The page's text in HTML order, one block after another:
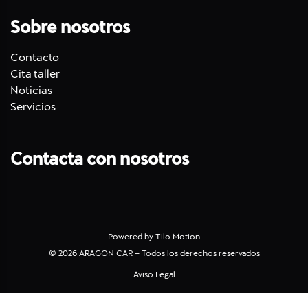
Sobre nosotros
Contacto
Cita taller
Noticias
Servicios
Contacta con nosotros
Powered by Tilo Motion
© 2026 ARAGON CAR – Todos los derechos reservados
Aviso Legal